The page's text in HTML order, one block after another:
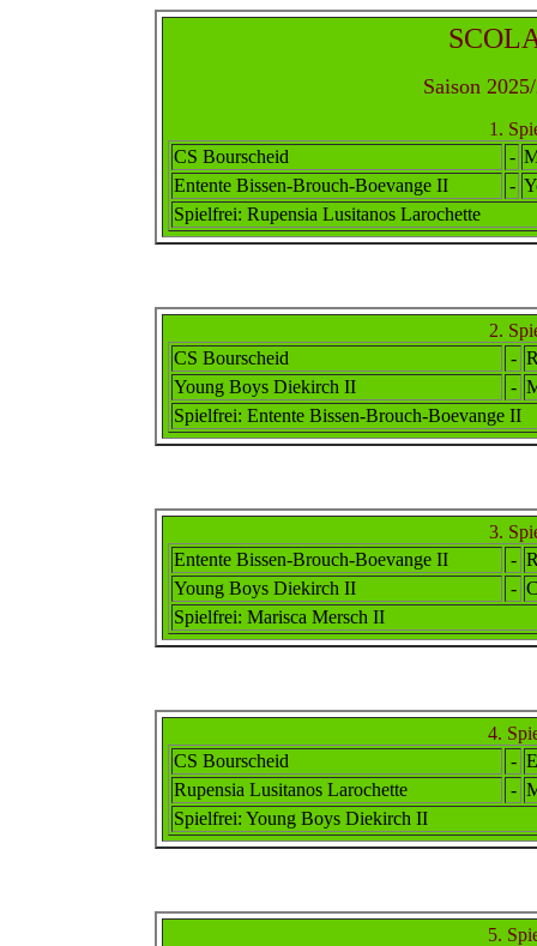
Saison
1.
CS Bourscheid
-
Entente Bissen-Brouch-Boevange II
-
Spielfrei: Rupensia Lusitanos Larochette
2.
CS Bourscheid
-
Young Boys Diekirch II
-
Spielfrei: Entente Bissen-Brouch-Boevange II
3.
Entente Bissen-Brouch-Boevange II
-
Young Boys Diekirch II
-
Spielfrei: Marisca Mersch II
4.
CS Bourscheid
-
Rupensia Lusitanos Larochette
-
Spielfrei: Young Boys Diekirch II
5.